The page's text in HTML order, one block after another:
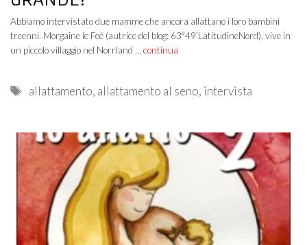
Abbiamo intervistato due mamme che ancora allattano i loro bambini
treenni. Morgaine le Feé (autrice del blog: 63°49’LatitudineNord), vive in
un piccolo villaggio nel Norrland … continua
Tags
allattamento, allattamento al seno, intervista